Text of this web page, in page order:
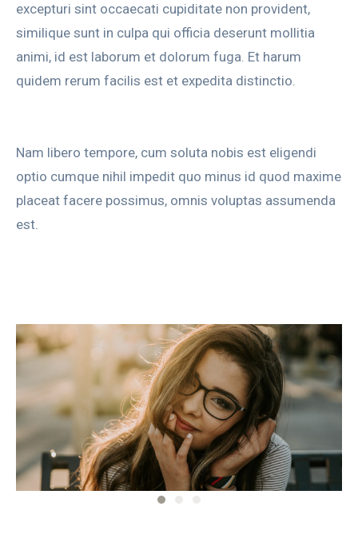
excepturi sint occaecati cupiditate non provident,
similique sunt in culpa qui officia deserunt mollitia
animi, id est laborum et dolorum fuga. Et harum
quidem rerum facilis est et expedita distinctio.
Nam libero tempore, cum soluta nobis est eligendi
optio cumque nihil impedit quo minus id quod maxime
placeat facere possimus, omnis voluptas assumenda
est.